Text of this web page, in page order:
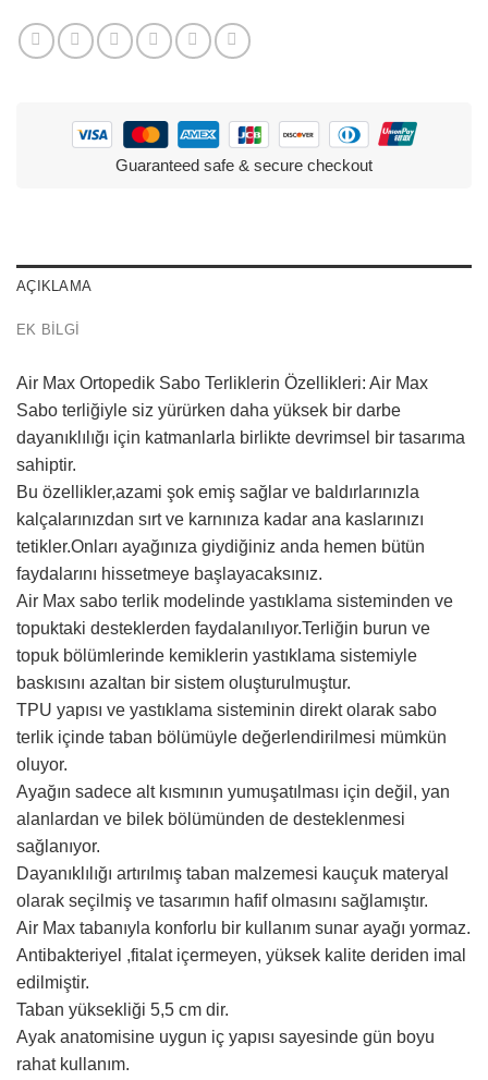
Guaranteed safe & secure checkout
AÇIKLAMA
EK BILGI
Air Max Ortopedik Sabo Terliklerin Özellikleri: Air Max
Sabo terliğiyle siz yürürken daha yüksek bir darbe
dayanıklılığı için katmanlarla birlikte devrimsel bir tasarıma
sahiptir.
Bu özellikler,azami şok emiş sağlar ve baldırlarınızla
kalçalarınızdan sırt ve karnınıza kadar ana kaslarınızı
tetikler.Onları ayağınıza giydiğiniz anda hemen bütün
faydalarını hissetmeye başlayacaksınız.
Air Max sabo terlik modelinde yastıklama sisteminden ve
topuktaki desteklerden faydalanılıyor.Terliğin burun ve
topuk bölümlerinde kemiklerin yastıklama sistemiyle
baskısını azaltan bir sistem oluşturulmuştur.
TPU yapısı ve yastıklama sisteminin direkt olarak sabo
terlik içinde taban bölümüyle değerlendirilmesi mümkün
oluyor.
Ayağın sadece alt kısmının yumuşatılması için değil, yan
alanlardan ve bilek bölümünden de desteklenmesi
sağlanıyor.
Dayanıklılığı artırılmış taban malzemesi kauçuk materyal
olarak seçilmiş ve tasarımın hafif olmasını sağlamıştır.
Air Max tabanıyla konforlu bir kullanım sunar ayağı yormaz.
Antibakteriyel ,fitalat içermeyen, yüksek kalite deriden imal
edilmiştir.
Taban yüksekliği 5,5 cm dir.
Ayak anatomisine uygun iç yapısı sayesinde gün boyu
rahat kullanım.